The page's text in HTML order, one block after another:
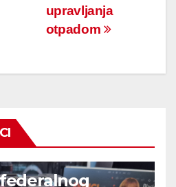
upravljanja
otpadom